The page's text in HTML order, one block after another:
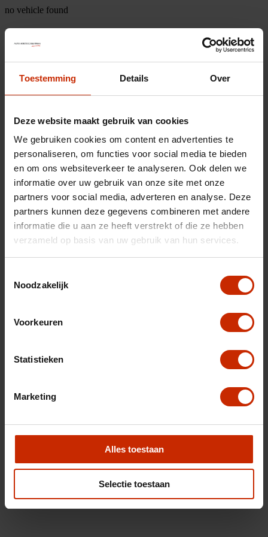
Toestemming Details Over
Deze website maakt gebruik van cookies
We gebruiken cookies om content en advertenties te
personaliseren, om functies voor social media te bieden
en om ons websiteverkeer te analyseren. Ook delen we
informatie over uw gebruik van onze site met onze
partners voor social media, adverteren en analyse. Deze
partners kunnen deze gegevens combineren met andere
informatie die u aan ze heeft verstrekt of die ze hebben
verzameld op basis van uw gebruik van hun services.
Noodzakelijk
Voorkeuren
Statistieken
Marketing
Alles toestaan
Selectie toestaan
no vehicle found